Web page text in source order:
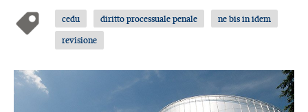
cedu diritto processuale penale
ne bis in idem
revisione